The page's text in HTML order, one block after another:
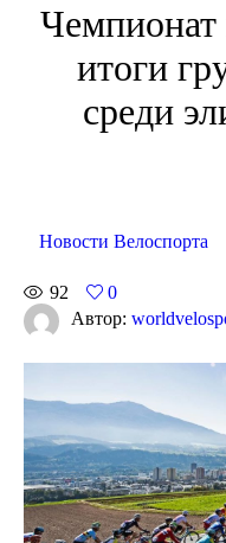
итоги
среди
Новости Велоспорта
92
0
Автор: